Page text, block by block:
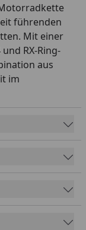
führenden
Mit einer
RX-Ring-
aus
im
ccm. Die RX-
Schmierung
Diese
seit